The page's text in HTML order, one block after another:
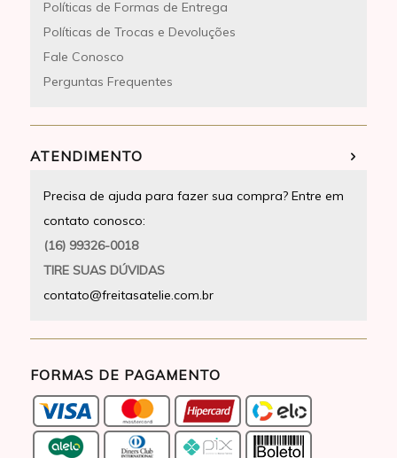
Políticas de Formas de Entrega
Políticas de Trocas e Devoluções
Fale Conosco
Perguntas Frequentes
ATENDIMENTO
Precisa de ajuda para fazer sua compra? Entre em
contato conosco:
(16) 99326-0018
TIRE SUAS DÚVIDAS
contato@freitasatelie.com.br
FORMAS DE PAGAMENTO